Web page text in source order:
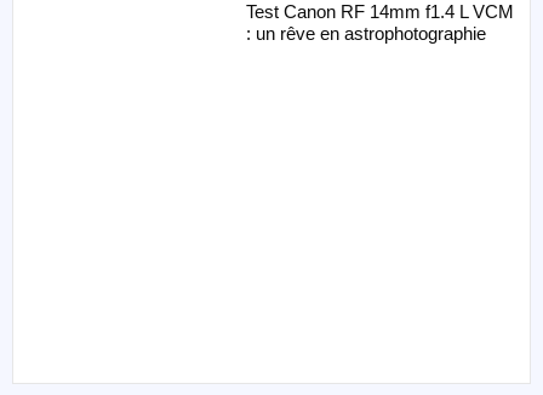
Test Canon RF 14mm f1.4 L VCM
: un rêve en astrophotographie